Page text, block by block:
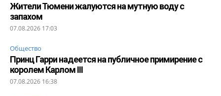
Жители Тюмени жалуются на мутную воду с
запахом
07.08.2026 17:03
Общество
Принц Гарри надеется на публичное примирение с
королем Карлом III
07.08.2026 16:38